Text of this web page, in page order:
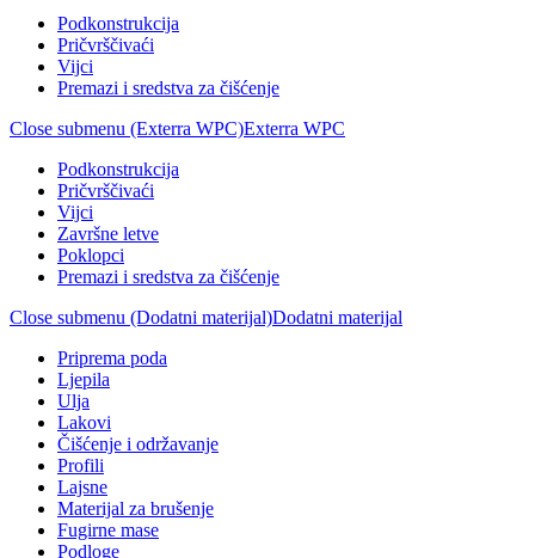
Podkonstrukcija
Pričvrščivaći
Vijci
Premazi i sredstva za čišćenje
Close submenu (Exterra WPC)Exterra WPC
Podkonstrukcija
Pričvrščivaći
Vijci
Završne letve
Poklopci
Premazi i sredstva za čišćenje
Close submenu (Dodatni materijal)Dodatni materijal
Priprema poda
Ljepila
Ulja
Lakovi
Čišćenje i održavanje
Profili
Lajsne
Materijal za brušenje
Fugirne mase
Podloge